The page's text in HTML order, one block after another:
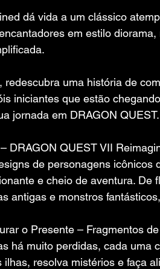
dá vida a um clássico
em estilo
redescubra uma história de
iniciantes que estão
jornada em DRAGON QUEST.
DRAGON QUEST VII
de personagens icônicos
e cheio de aventura. De
antigas e monstros
o Presente – Fragmentos
há muito perdidas, cada uma
resolva mistérios e faça